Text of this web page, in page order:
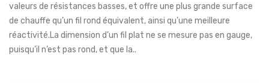
valeurs de résistances basses, et offre une plus grande surface
de chauffe qu’un fil rond équivalent, ainsi qu’une meilleure
réactivité.La dimension d’un fil plat ne se mesure pas en gauge,
puisqu’il n’est pas rond, et que la..